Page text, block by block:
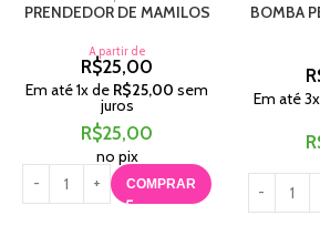
PRENDEDOR DE MAMILOS
A partir de
R$25,00
Em até1x de R$25,00 sem
juros
R$25,00
no pix
COMPRAR
BOMBA
Em até3